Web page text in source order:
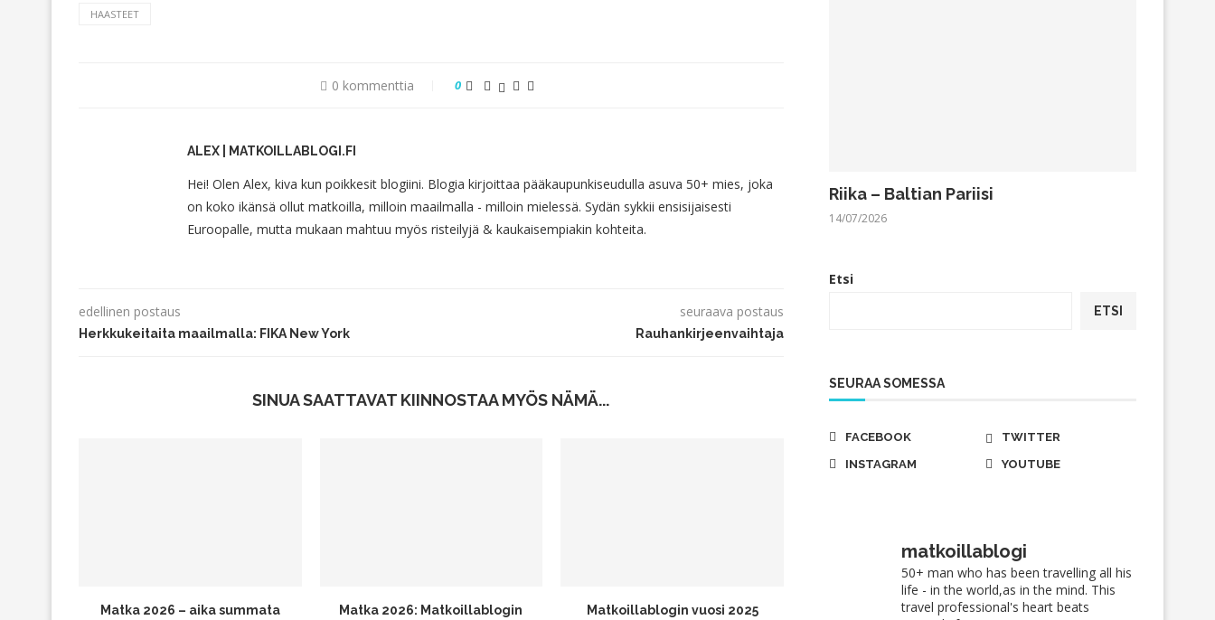
HAASTEET
0 kommenttia 0
ALEX | MATKOILLABLOGI.FI
Hei! Olen Alex, kiva kun poikkesit blogiini. Blogia kirjoittaa pääkaupunkiseudulla asuva 50+ mies, joka
on koko ikänsä ollut matkoilla, milloin maailmalla - milloin mielessä. Sydän sykkii ensisijaisesti
Euroopalle, mutta mukaan mahtuu myös risteilyjä & kaukaisempiakin kohteita.
edellinen postaus
Herkkukeitaita maailmalla: FIKA New York
seuraava postaus
Rauhankirjeenvaihtaja
SINUA SAATTAVAT KIINNOSTAA MYÖS NÄMÄ...
Matka 2026 – aika summata
Matka 2026: Matkoillablogin
Matkoillablogin vuosi 2025
Matkoillablogi jo teini-iässä –
Matkamessut 2025 –
Riika – Baltian Pariisi
14/07/2026
Etsi
ETSI
SEURAA SOMESSA
FACEBOOK
TWITTER
INSTAGRAM
YOUTUBE
matkoillablogi
50+ man who has been travelling all his
life - in the world,as in the mind. This
travel professional's heart beats